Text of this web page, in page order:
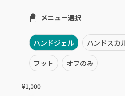
円山周辺
白石区・厚別区・清
すすきの・市電沿線
メニュー選択
ハンドジェル ハンドスカ
フット オフのみ
¥1,000